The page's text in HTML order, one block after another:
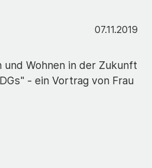
07.11.2019
und Wohnen in der Zukunft
- ein Vortrag von Frau